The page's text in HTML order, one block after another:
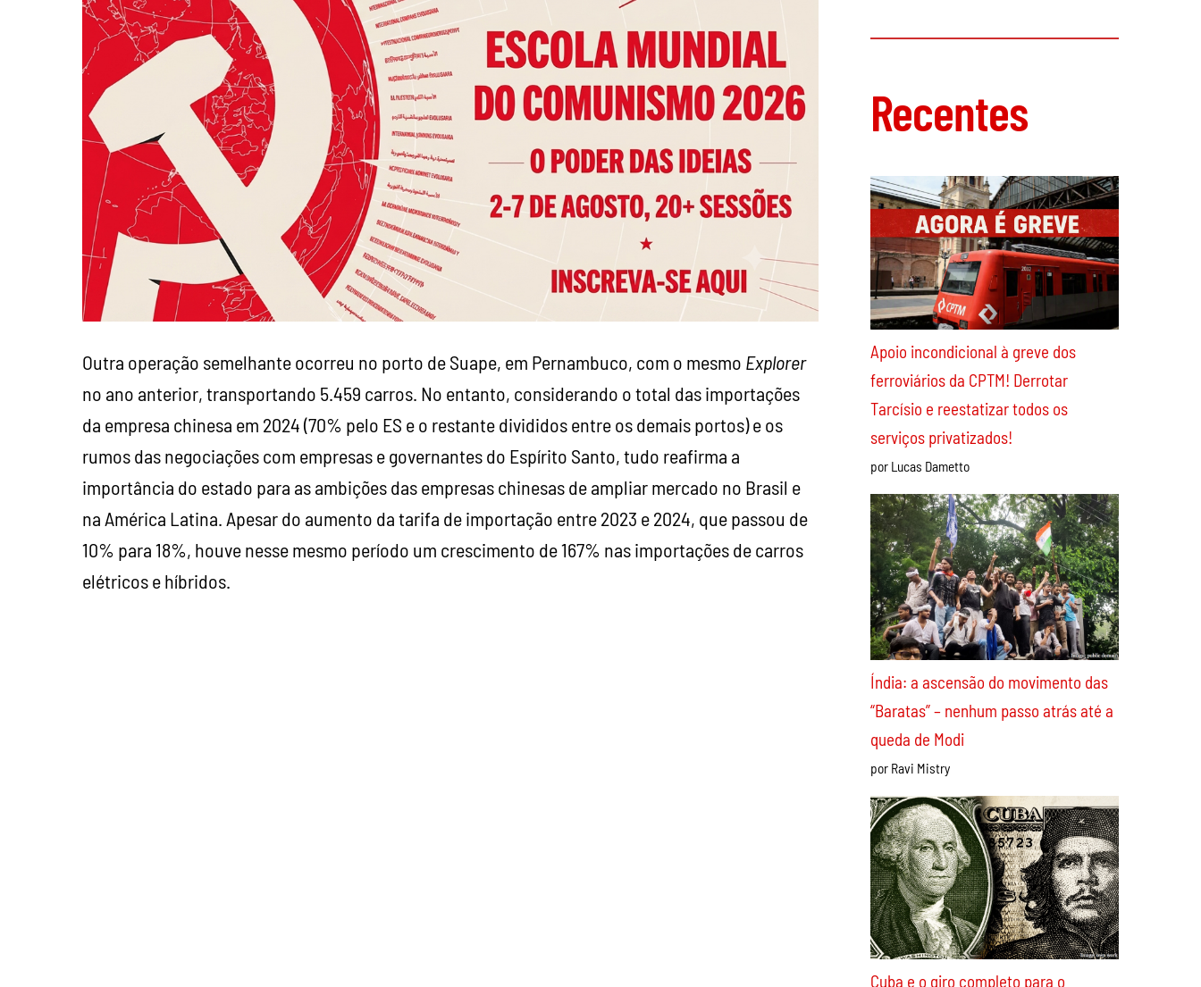
Outra operação semelhante ocorreu no porto de Suape, em Pernambuco, com o mesmo Explorer
no ano anterior, transportando 5.459 carros. No entanto, considerando o total das importações
da empresa chinesa em 2024 (70% pelo ES e o restante divididos entre os demais portos) e os
rumos das negociações com empresas e governantes do Espírito Santo, tudo reafirma a
importância do estado para as ambições das empresas chinesas de ampliar mercado no Brasil e
na América Latina. Apesar do aumento da tarifa de importação entre 2023 e 2024, que passou de
10% para 18%, houve nesse mesmo período um crescimento de 167% nas importações de carros
elétricos e híbridos.
Desfile militar da China: um abrupto
despertar para o imperialismo
ocidental
Recentes
Apoio incondicional à greve dos
ferroviários da CPTM! Derrotar
Tarcísio e reestatizar todos os
serviços privatizados!
por Lucas Dametto
Índia: a ascensão do movimento das